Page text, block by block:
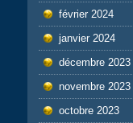
février 2024
janvier 2024
décembre 2023
novembre 2023
octobre 2023